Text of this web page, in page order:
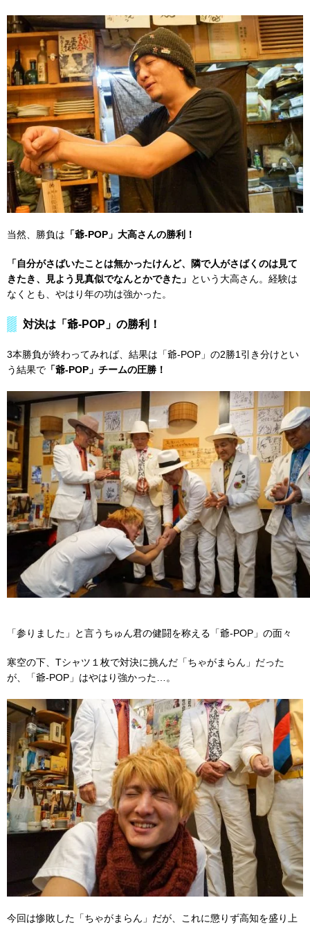
当然、勝負は 「爺-POP」大高さんの勝利！
「自分がさばいたことは無かったけんど、隣で人がさばくのは見て
きたき、見よう見真似でなんとかできた」 という大高さん。経験は
なくとも、やはり年の功は強かった。
対決は「爺-POP」の勝利！
3本勝負が終わってみれば、結果は「爺-POP」の2勝1引き分けとい
う結果で 「爺-POP」チームの圧勝！
「参りました」と言うちゅん君の健闘を称える「爺-POP」の面々
寒空の下、Tシャツ１枚で対決に挑んだ「ちゃがまらん」だった
が、「爺-POP」はやはり強かった…。
今回は惨敗した「ちゃがまらん」だが、これに懲りず高知を盛り上